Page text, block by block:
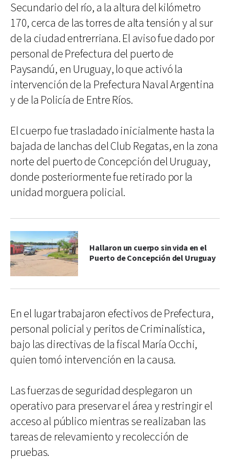
Secundario del río, a la altura del kilómetro
170, cerca de las torres de alta tensión y al sur
de la ciudad entrerriana. El aviso fue dado por
personal de Prefectura del puerto de
Paysandú, en Uruguay, lo que activó la
intervención de la Prefectura Naval Argentina
y de la Policía de Entre Ríos.
El cuerpo fue trasladado inicialmente hasta la
bajada de lanchas del Club Regatas, en la zona
norte del puerto de Concepción del Uruguay,
donde posteriormente fue retirado por la
unidad morguera policial.
Hallaron un cuerpo sin vida en el
Puerto de Concepción del Uruguay
En el lugar trabajaron efectivos de Prefectura,
personal policial y peritos de Criminalística,
bajo las directivas de la fiscal María Occhi,
quien tomó intervención en la causa.
Las fuerzas de seguridad desplegaron un
operativo para preservar el área y restringir el
acceso al público mientras se realizaban las
tareas de relevamiento y recolección de
pruebas.